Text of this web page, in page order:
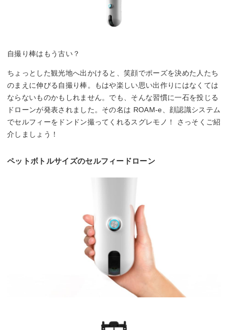
自撮り棒はもう古い？
ちょっとした観光地へ出かけると、笑顔でポーズを決めた人たち
のまえに伸びる自撮り棒。もはや楽しい思い出作りにはなくては
ならないものかもしれません。でも、そんな習慣に一石を投じる
ドローンが発表されました。その名は ROAM-e、顔認識システム
でセルフィーをドンドン撮ってくれるスグレモノ！ さっそくご紹
介しましょう！
ペットボトルサイズのセルフィードローン